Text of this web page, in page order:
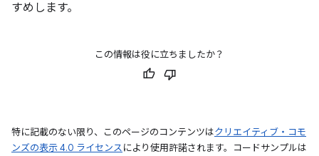
すめします。
この情報は役に立ちましたか？
特に記載のない限り、このページのコンテンツはクリエイティブ・コモ
ンズの表示 4.0 ライセンスにより使用許諾されます。コードサンプルは